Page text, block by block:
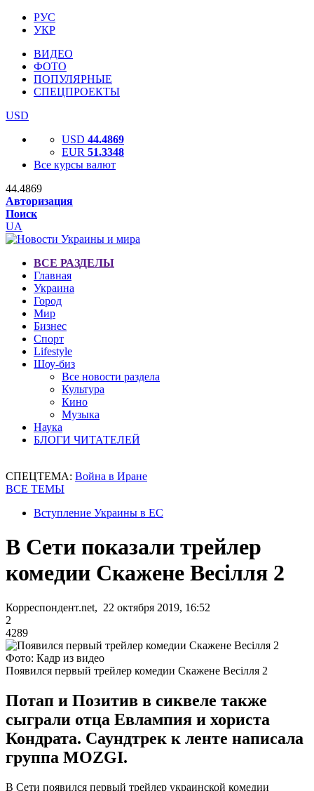
РУС
УКР
ВИДЕО
ФОТО
ПОПУЛЯРНЫЕ
СПЕЦПРОЕКТЫ
USD
USD 44.4869
EUR 51.3348
Все курсы валют
44.4869
Авторизация
Поиск
UA
ВСЕ РАЗДЕЛЫ
Главная
Украина
Город
Мир
Бизнес
Спорт
Lifestyle
Шоу-биз
Все новости раздела
Культура
Кино
Музыка
Наука
БЛОГИ ЧИТАТЕЛЕЙ
СПЕЦТЕМА: Война в Иране
ВСЕ ТЕМЫ
Вступление Украины в ЕС
В Сети показали трейлер
комедии Скажене Весілля 2
Корреспондент.net, 22 октября 2019, 16:52
2
4289
Фото: Кадр из видео
Появился первый трейлер комедии Скажене Весілля 2
Потап и Позитив в сиквеле также
сыграли отца Евлампия и хориста
Кондрата. Саундтрек к ленте написала
группа MOZGI.
В Сети появился первый трейлер украинской комедии